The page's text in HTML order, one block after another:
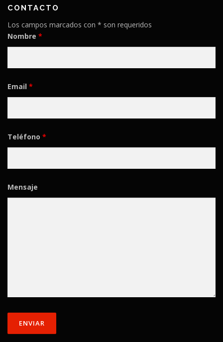
CONTACTO
Los campos marcados con * son requeridos
Nombre *
Email *
Teléfono *
Mensaje